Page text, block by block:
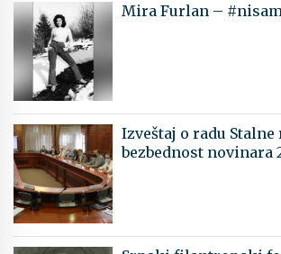
Mira Furlan –
Izveštaj o radu Stalne
bezbednost novinara